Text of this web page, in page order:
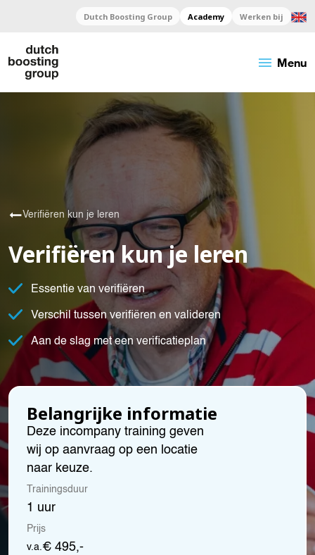
Dutch Boosting Group Academy Werken bij
menu Menu
Verifiëren kun je leren
Verifiëren kun je leren
Essentie van verifiëren
Verschil tussen verifiëren en valideren
Aan de slag met een verificatieplan
Belangrijke informatie
Deze incompany training geven
wij op aanvraag op een locatie
naar keuze.
Trainingsduur
1 uur
Prijs
v.a.€ 495,-